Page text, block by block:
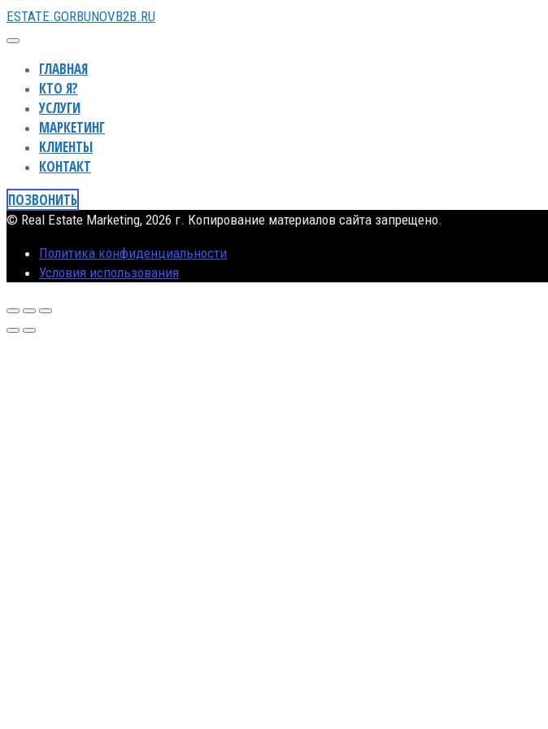
ESTATE.GORBUNOVB2B.RU
ГЛАВНАЯ
КТО Я?
УСЛУГИ
МАРКЕТИНГ
KЛИЕНТЫ
КОНТАКТ
ПОЗВОНИТЬ
© Real Estate Marketing, 2026 г. Копирование материалов сайта запрещено.
Политика конфиденциальности
Условия использования